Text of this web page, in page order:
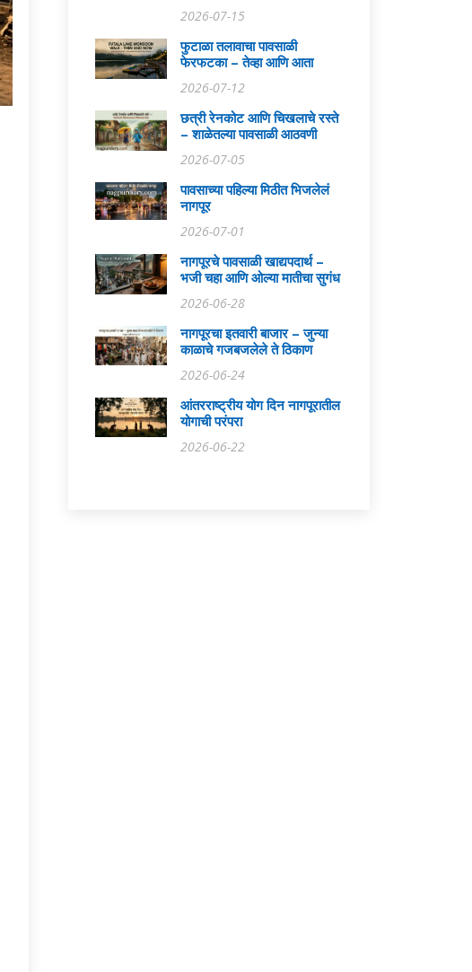
2026-07-15
फुटाळा तलावाचा पावसाळी
फेरफटका – तेव्हा आणि आता
2026-07-12
छत्री रेनकोट आणि चिखलाचे रस्ते
– शाळेतल्या पावसाळी आठवणी
2026-07-05
पावसाच्या पहिल्या मिठीत भिजलेलं
नागपूर
2026-07-01
नागपूरचे पावसाळी खाद्यपदार्थ –
भजी चहा आणि ओल्या मातीचा सुगंध
2026-06-28
नागपूरचा इतवारी बाजार – जुन्या
काळाचे गजबजलेले ते ठिकाण
2026-06-24
आंतरराष्ट्रीय योग दिन नागपूरातील
योगाची परंपरा
2026-06-22